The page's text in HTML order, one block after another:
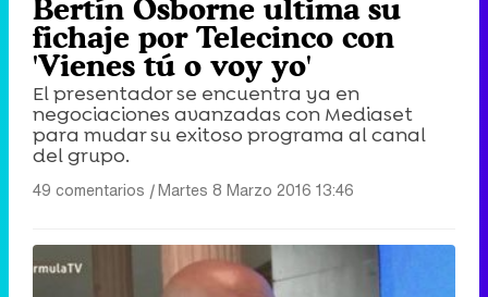
Bertín Osborne ultima su
fichaje por Telecinco con
'Vienes tú o voy yo'
El presentador se encuentra ya en
negociaciones avanzadas con Mediaset
para mudar su exitoso programa al canal
del grupo.
49 comentarios |Martes 8 Marzo 2016 13:46